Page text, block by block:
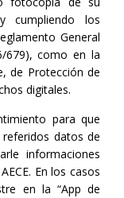
cumpliendo los
General
679), como en la
de Protección de
digitales.
para que
datos de
informaciones
En los casos
en la “App de